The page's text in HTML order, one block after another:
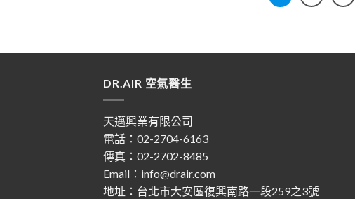
DR.AIR 空氣醫生
天邁興業有限公司
電話：02-2704-6163
傳真：02-2702-8485
Email：info@drair.com
地址： 台北市大安區復興南路一段259之3號